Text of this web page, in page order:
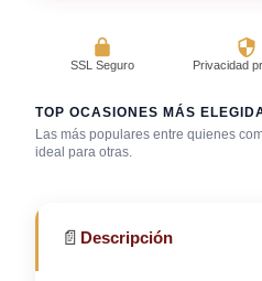
SSL Seguro Privacidad
TOP OCASIONES MÁS
Las más populares entre quienes
ideal para otras.
Después de la
ducha
Día
📄 Descripción